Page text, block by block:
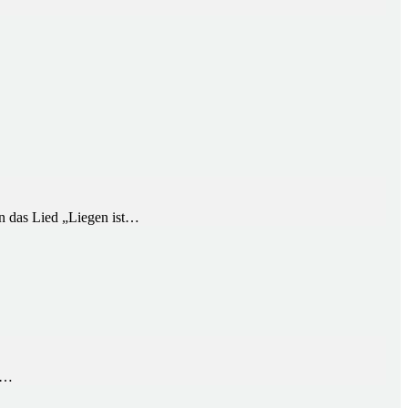
das Lied „Liegen ist…